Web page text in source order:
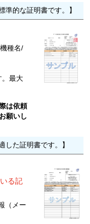
準的な証明書です。】
種名/
。最大
は依頼
願いし
した証明書です。】
る記
（メー